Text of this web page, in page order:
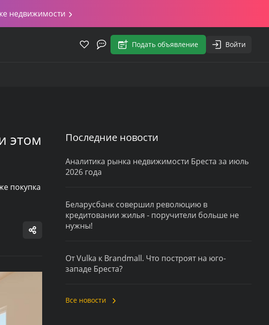
недвижимости
Подать объявление Войти
этом
покупка
Последние новости
Аналитика рынка недвижимости Бреста за июль
2026 года
Беларусбанк совершил революцию в
кредитовании жилья - поручители больше не
нужны!
От Vulka к Brandmall. Что построят на юго-
западе Бреста?
Все новости